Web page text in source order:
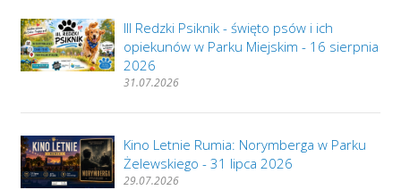
III Redzki Psiknik - święto psów i ich
opiekunów w Parku Miejskim - 16 sierpnia
2026
31.07.2026
Kino Letnie Rumia: Norymberga w Parku
Żelewskiego - 31 lipca 2026
29.07.2026